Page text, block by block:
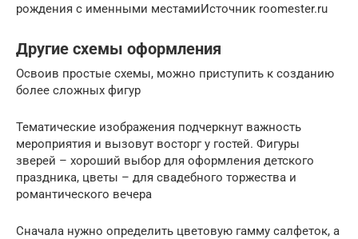
рождения с именными местамиИсточник roomester.ru
Другие схемы оформления
Освоив простые схемы, можно приступить к созданию
более сложных фигур
Тематические изображения подчеркнут важность
мероприятия и вызовут восторг у гостей. Фигуры
зверей – хороший выбор для оформления детского
праздника, цветы – для свадебного торжества и
романтического вечера
Сначала нужно определить цветовую гамму салфеток, а